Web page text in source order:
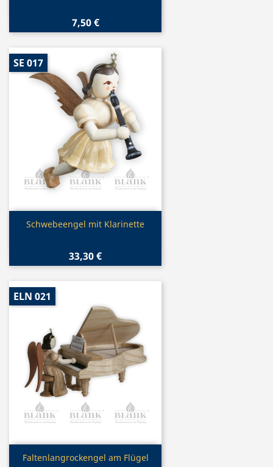
7,50 €
Vorschau
Schwebeengel mit Klarinette
33,30 €
SE 017
Vorschau
Faltenlangrockengel am Flügel
ELN 021